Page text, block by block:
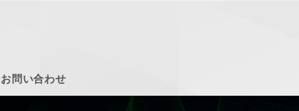
お問い合わせ